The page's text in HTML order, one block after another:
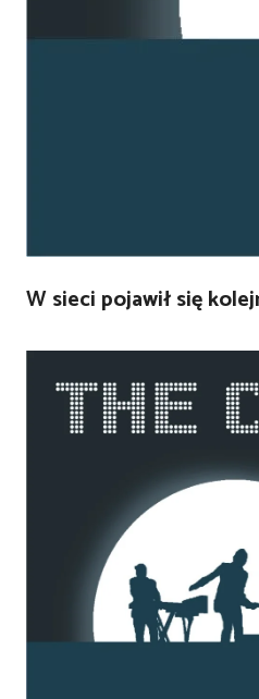
W sieci pojawił się